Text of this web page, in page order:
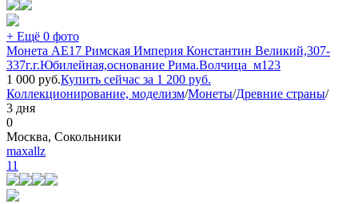
+ Ещё 0 фото
Монета АЕ17 Римская Империя Константин Великий,307-
337г.г.Юбилейная,основание Рима.Волчица_м123
1 000 руб.Купить сейчас за 1 200 руб.
Коллекционирование, моделизм/Монеты/Древние страны/
3 дня
0
Москва, Сокольники
maxallz
11